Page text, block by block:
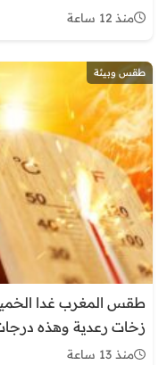
منذ 12 ساعة
طقس وبيئة
طقس المغرب غدا
زخات رعدية وهذه درجات
منذ 13 ساعة